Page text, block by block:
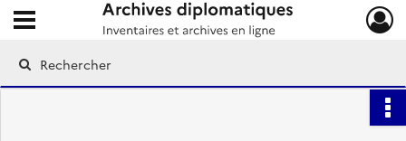
Archives diplomatiques
Ouvrir le menu déroulant